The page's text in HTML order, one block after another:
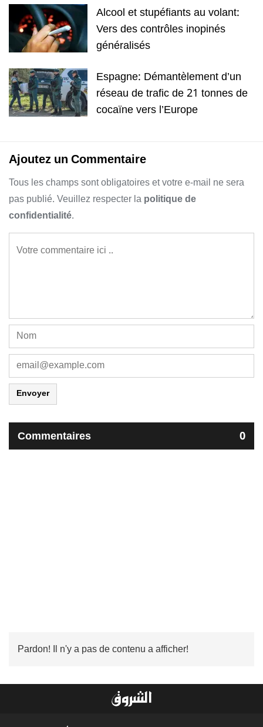
Alcool et stupéfiants au volant:
Vers des contrôles inopinés
généralisés
Espagne: Démantèlement d’un
réseau de trafic de 21 tonnes de
cocaïne vers l’Europe
Ajoutez un Commentaire
Tous les champs sont obligatoires et votre e-mail ne sera
pas publié. Veuillez respecter lapolitique de
confidentialité.
Envoyer
Commentaires 0
Pardon! Il n'y a pas de contenu a afficher!